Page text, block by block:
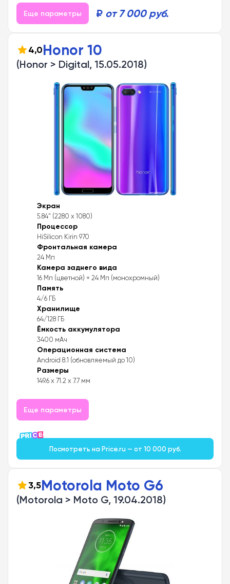
Еще параметры ₽ от 7 000 руб.
4,0Honor 10
(Honor > Digital, 15.05.2018)
Экран
5.84" (2280 x 1080)
Процессор
HiSilicon Kirin 970
Фронтальная камера
24 Мп
Камера заднего вида
16 Мп (цветной) + 24 Мп (монохромный)
Память
4/6 ГБ
Хранилище
64/128 ГБ
Ёмкость аккумулятора
3400 мАч
Операционная система
Android 8.1 (обновляемый до 10)
Размеры
149.6 x 71.2 x 7.7 мм
Еще параметры
Посмотреть на Price.ru — от 10 000 руб.
3,5Motorola Moto G6
(Motorola > Moto G, 19.04.2018)